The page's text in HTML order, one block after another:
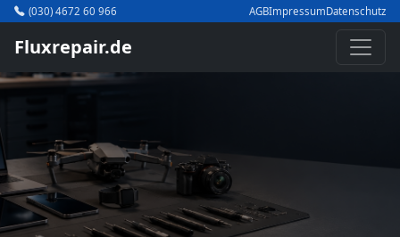
(030) 4672 60 966 AGBImpressumDatenschutz
Fluxrepair.de